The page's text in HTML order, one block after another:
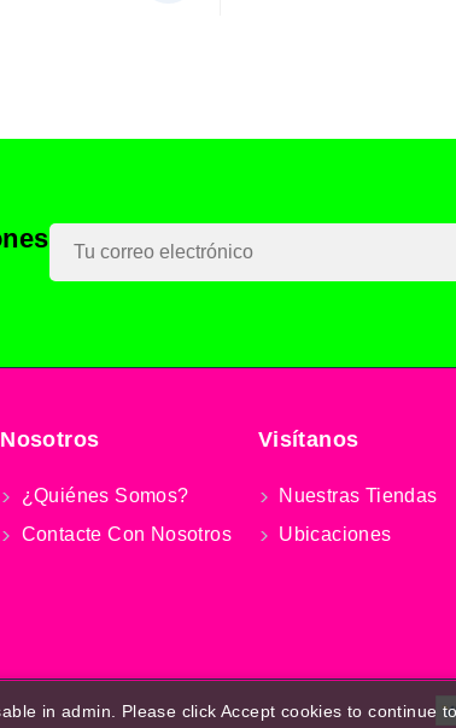
Nosotros
¿Quiénes Somos?
Contacte Con Nosotros
Visítanos
Nuestras Tiendas
Ubicaciones
in admin. Please click Accept cookies to continue